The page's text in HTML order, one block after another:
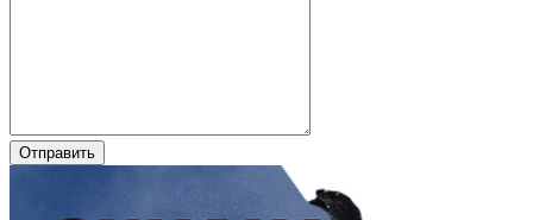
Отправить